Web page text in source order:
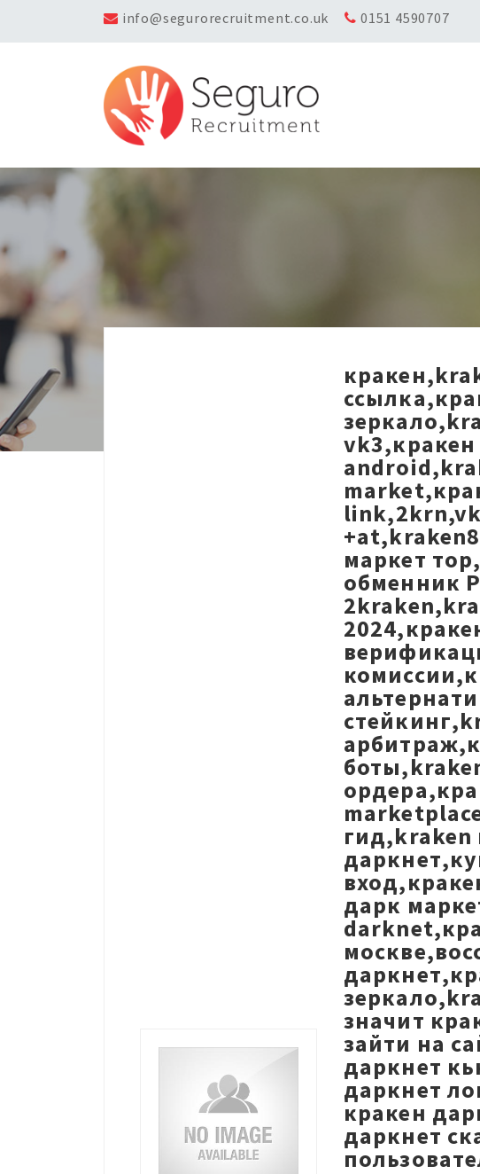
info@segurorecruitment.co.uk 0151 4590707
маркет
обменник
гид,kraken
дарк
значит
зайти на
даркнет
даркнет
кракен
даркнет